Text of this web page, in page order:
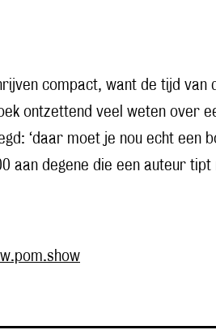
compact, want de tijd
ontzettend veel weten over
‘daar moet je nou echt een
aan degene die een auteur